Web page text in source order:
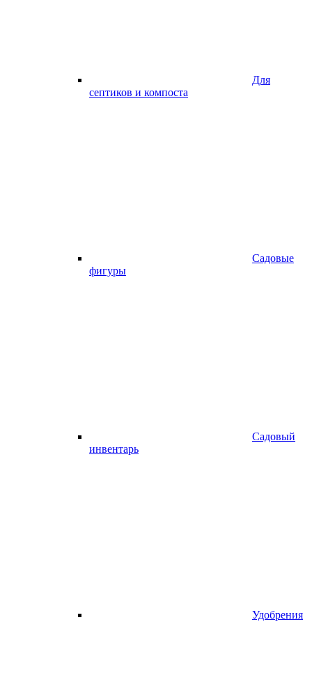
Для
септиков и компоста
Садовые
фигуры
Садовый
инвентарь
Удобрения